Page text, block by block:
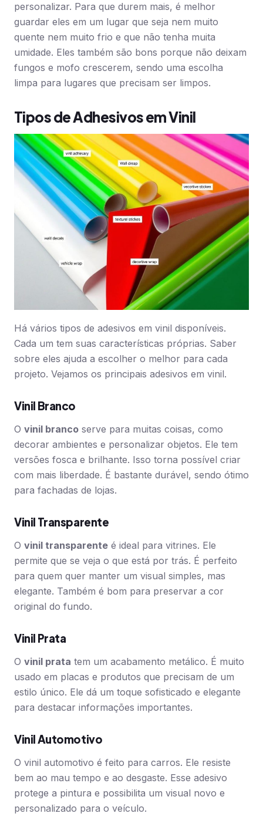
personalizar. Para que durem mais, é melhor
guardar eles em um lugar que seja nem muito
quente nem muito frio e que não tenha muita
umidade. Eles também são bons porque não deixam
fungos e mofo crescerem, sendo uma escolha
limpa para lugares que precisam ser limpos.
Tipos de Adhesivos em Vinil
Há vários tipos de adesivos em vinil disponíveis.
Cada um tem suas características próprias. Saber
sobre eles ajuda a escolher o melhor para cada
projeto. Vejamos os principais adesivos em vinil.
Vinil Branco
O vinil branco serve para muitas coisas, como
decorar ambientes e personalizar objetos. Ele tem
versões fosca e brilhante. Isso torna possível criar
com mais liberdade. É bastante durável, sendo ótimo
para fachadas de lojas.
Vinil Transparente
O vinil transparente é ideal para vitrines. Ele
permite que se veja o que está por trás. É perfeito
para quem quer manter um visual simples, mas
elegante. Também é bom para preservar a cor
original do fundo.
Vinil Prata
O vinil prata tem um acabamento metálico. É muito
usado em placas e produtos que precisam de um
estilo único. Ele dá um toque sofisticado e elegante
para destacar informações importantes.
Vinil Automotivo
O vinil automotivo é feito para carros. Ele resiste
bem ao mau tempo e ao desgaste. Esse adesivo
protege a pintura e possibilita um visual novo e
personalizado para o veículo.